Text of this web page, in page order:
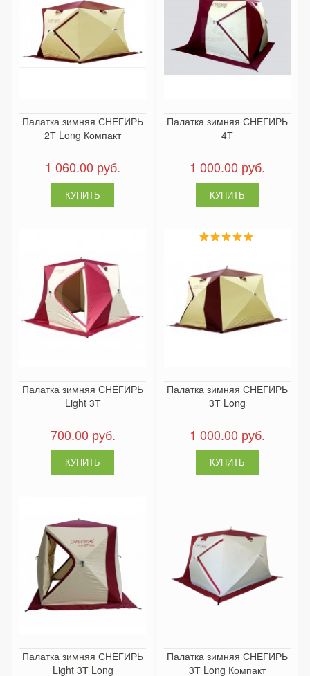
Палатка зимняя СНЕГИРЬ
2Т Long Компакт
1 060.00 руб.
Палатка зимняя СНЕГИРЬ
4Т
1 000.00 руб.
Палатка зимняя СНЕГИРЬ
Light 3Т
700.00 руб.
Палатка зимняя СНЕГИРЬ
3Т Long
1 000.00 руб.
Палатка зимняя СНЕГИРЬ
Light 3Т Long
Палатка зимняя СНЕГИРЬ
3Т Long Компакт